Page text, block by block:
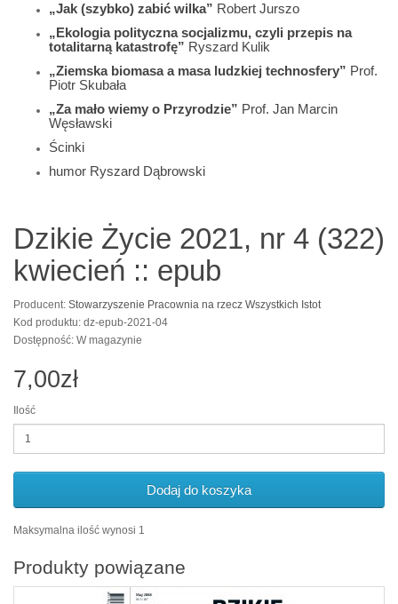
„Jak (szybko) zabić wilka” Robert Jurszo
„Ekologia polityczna socjalizmu, czyli przepis na
totalitarną katastrofę” Ryszard Kulik
„Ziemska biomasa a masa ludzkiej technosfery” Prof.
Piotr Skubała
„Za mało wiemy o Przyrodzie” Prof. Jan Marcin
Węsławski
Ścinki
humor Ryszard Dąbrowski
Dzikie Życie 2021, nr 4 (322)
kwiecień :: epub
Producent: Stowarzyszenie Pracownia na rzecz Wszystkich Istot
Kod produktu: dz-epub-2021-04
Dostępność: W magazynie
7,00zł
Ilość
Dodaj do koszyka
Maksymalna ilość wynosi 1
Produkty powiązane